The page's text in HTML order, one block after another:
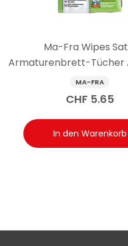
Anwendung auf Oberflächen
Ma-Fra Wipes
Armaturenbrett-Tücher
MA-FRA
CHF 5.65
In den Warenkorb